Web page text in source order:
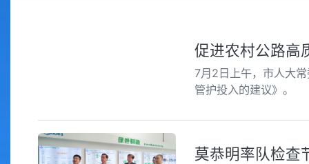
促进农村公路
7月2日上午，市人大
管护投入的建议》。
莫恭明率队检查